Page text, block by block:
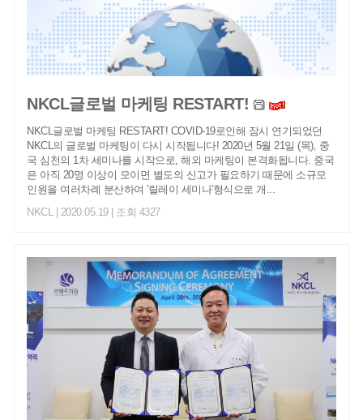
NKCL글로벌 마케팅 RESTART!
NKCL글로벌 마케팅 RESTART! COVID-19로인해 잠시 연기되었던
NKCL의 글로벌 마케팅이 다시 시작됩니다! 2020년 5월 21일 (목), 중
국 심천의 1차 세미나를 시작으로, 해외 마케팅이 본격화됩니다. 중국
은 아직 20명 이상이 모이면 별도의 신고가 필요하기 때문에 소규모
인원을 여러차례 분산하여 '릴레이 세미나'형식으로 개...
NKCL| 2020.05.19 | 조회 4327